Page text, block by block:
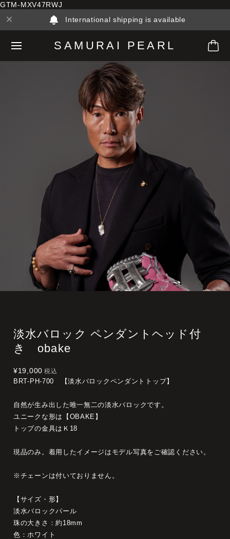
GTM-MXV47RWJ
International shipping is available
SAMURAI PEARL
淡水バロック ペンダントヘッド付
き obake
¥19,000 税込
BRT-PH-700 【淡水バロックペンダントトップ】
自然が生み出した唯一無二の淡水バロックです。
ユニークな形は【OBAKE】
トップの金具はＫ18
現品のみ。着用したイメージはモデル写真をご確認ください。
※チェーンは付いておりません。
【サイズ・形】
淡水バロックパール
珠の大きさ：約18mm
色：ホワイト